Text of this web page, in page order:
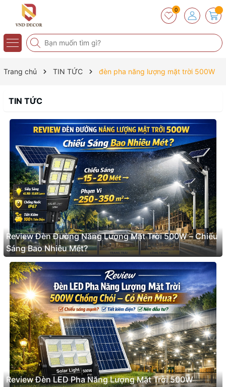
0
Trang chủ TIN TỨC đèn pha năng lượng mặt trời 500W
TIN TỨC
Review Đèn Đường Năng Lượng Mặt Trời 500W – Chiếu
Sáng Bao Nhiêu Mét?
Review Đèn LED Pha Năng Lượng Mặt Trời 500W